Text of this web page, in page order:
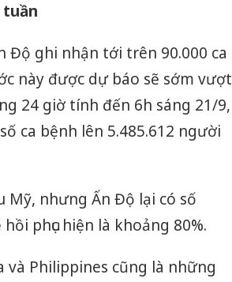
Độ ghi nhận tới trên 90.000 ca
này được dự báo sẽ sớm vượt
24 giờ tính đến 6h sáng 21/9,
ca bệnh lên 5.485.612 người
Mỹ, nhưng Ấn Độ lại có số
phục hiện là khoảng 80%.
và Philippines cũng là những